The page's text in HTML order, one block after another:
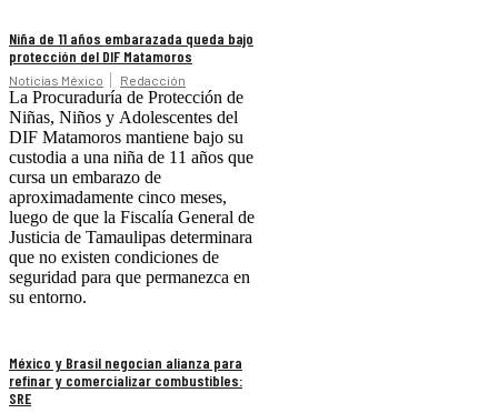
Niña de 11 años embarazada queda bajo
protección del DIF Matamoros
Noticias México Redacción
La Procuraduría de Protección de
Niñas, Niños y Adolescentes del
DIF Matamoros mantiene bajo su
custodia a una niña de 11 años que
cursa un embarazo de
aproximadamente cinco meses,
luego de que la Fiscalía General de
Justicia de Tamaulipas determinara
que no existen condiciones de
seguridad para que permanezca en
su entorno.
México y Brasil negocian alianza para
refinar y comercializar combustibles:
SRE